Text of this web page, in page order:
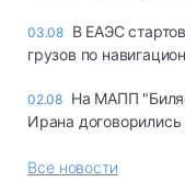
03.08 В ЕАЭС
грузов по
02.08 На МАПП
Ирана
Все новости